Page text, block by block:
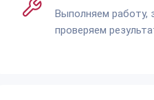
Выполняем работу,
проверяем